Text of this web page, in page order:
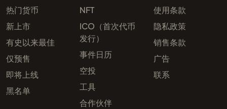
热门货币
新上市
有史以来最佳
仅预售
即将上线
黑名单
NFT
ICO（首次代币
发行）
事件日历
空投
工具
合作伙伴
使用条款
隐私政策
销售条款
广告
联系